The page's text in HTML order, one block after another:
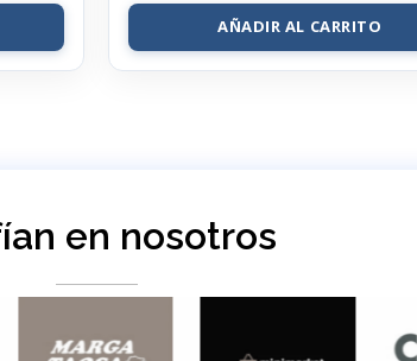
AÑADIR AL CARRITO
en nosotros